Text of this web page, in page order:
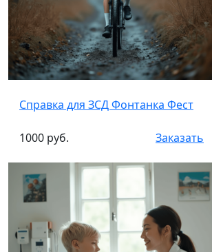
Справка для ЗСД Фонтанка Фест
1000 руб. Заказать